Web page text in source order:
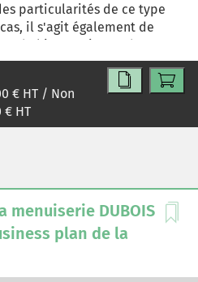
particularités de ce type
il s'agit également de
de l'innovation et de
sources de cette
diffusions, de création de
et de lobbying
à travers ce cas.
€ HT / Non
€ HT
menuiserie DUBOIS
plan de la